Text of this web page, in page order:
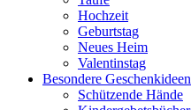
Hochzeit
Geburtstag
Neues Heim
Valentinstag
Besondere Geschenkideen
Schützende Hände